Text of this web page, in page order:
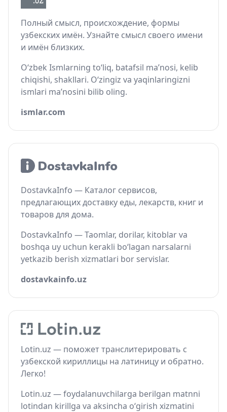
Полный смысл, происхождение, формы
узбекских имён. Узнайте смысл своего имени
и имён близких.
O‘zbek Ismlarning to‘liq, batafsil ma’nosi, kelib
chiqishi, shakllari. O‘zingiz va yaqinlaringizni
ismlari ma’nosini bilib oling.
ismlar.com
DostavkaInfo — Каталог сервисов,
предлагающих доставку еды, лекарств, книг и
товаров для дома.
DostavkaInfo — Taomlar, dorilar, kitoblar va
boshqa uy uchun kerakli bo‘lagan narsalarni
yetkazib berish xizmatlari bor servislar.
dostavkainfo.uz
Lotin.uz — поможет транслитерировать с
узбекской кириллицы на латиницу и обратно.
Легко!
Lotin.uz — foydalanuvchilarga berilgan matnni
lotindan kirillga va aksincha o‘girish xizmatini